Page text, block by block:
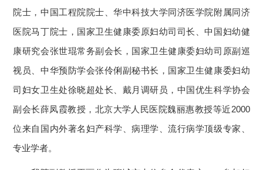
院士，中国工程院院士、华中科技大学同济医学院附属同济
医院马丁院士，国家卫生健康委原妇幼司司长、中国妇幼健
康研究会张世琨常务副会长，国家卫生健康委妇幼司原副巡
视员、中华预防学会张伶俐副秘书长，国家卫生健康委妇幼
司妇女卫生处徐晓超处长、戴月调研员，中国优生科学协会
副会长薛凤霞教授，北京大学人民医院魏丽惠教授等近2000
位来自国内外著名妇产科学、病理学、流行病学顶级专家、
专业学者。